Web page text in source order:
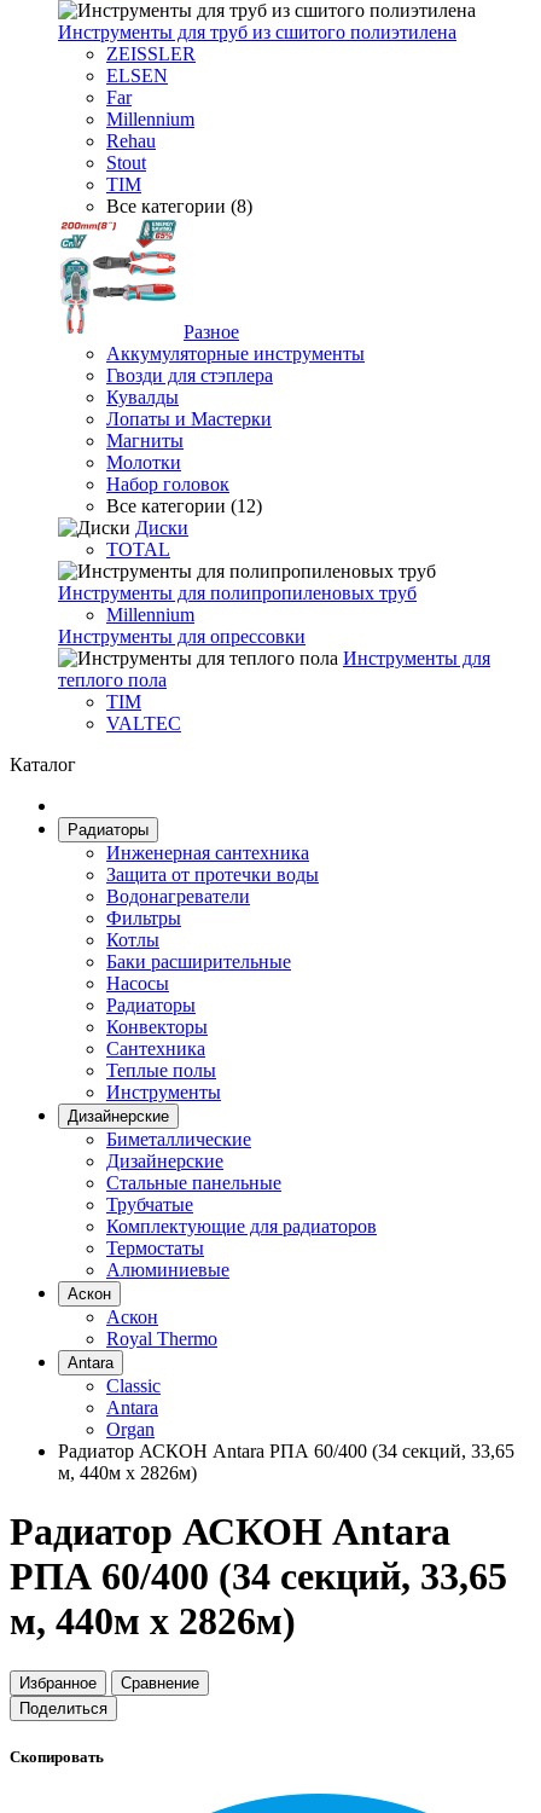
Инструменты для труб из сшитого полиэтилена
ZEISSLER
ELSEN
Far
Millennium
Rehau
Stout
TIM
Все категории (8)
Разное
Аккумуляторные инструменты
Гвозди для стэплера
Кувалды
Лопаты и Мастерки
Магниты
Молотки
Набор головок
Все категории (12)
Диски
TOTAL
Инструменты для полипропиленовых труб
Millennium
Инструменты для опрессовки
Инструменты для
теплого пола
TIM
VALTEC
Каталог
Радиаторы
Инженерная сантехника
Защита от протечки воды
Водонагреватели
Фильтры
Котлы
Баки расширительные
Насосы
Радиаторы
Конвекторы
Сантехника
Теплые полы
Инструменты
Дизайнерские
Биметаллические
Дизайнерские
Стальные панельные
Трубчатые
Комплектующие для радиаторов
Термостаты
Алюминиевые
Аскон
Аскон
Royal Thermo
Antara
Classic
Antara
Organ
Радиатор АСКОН Antara РПА 60/400 (34 секций, 33,65
м, 440м х 2826м)
Радиатор АСКОН Antara
РПА 60/400 (34 секций, 33,65
м, 440м х 2826м)
Избранное
Сравнение
Поделиться
Скопировать